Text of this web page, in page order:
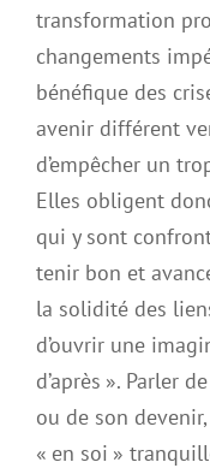
transformation
changements
bénéfique des
avenir différent
d’empêcher un
Elles obligent
qui y sont
tenir bon et
la solidité des
d’ouvrir une
d’après ». Parler
ou de son
« en soi »